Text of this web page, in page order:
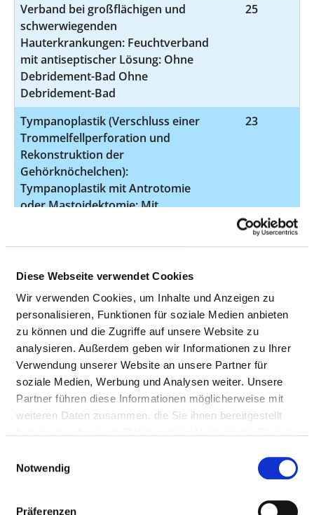
Diese Webseite verwendet Cookies
Wir verwenden Cookies, um Inhalte und Anzeigen zu
personalisieren, Funktionen für soziale Medien anbieten
zu können und die Zugriffe auf unsere Website zu
analysieren. Außerdem geben wir Informationen zu Ihrer
Verwendung unserer Website an unsere Partner für
soziale Medien, Werbung und Analysen weiter. Unsere
Partner führen diese Informationen möglicherweise mit
weiteren Daten zusammen, die Sie ihnen bereitgestellt
Notwendig
Präferenzen
Verband bei großflächigen und
schwerwiegenden
Hauterkrankungen: Feuchtverband
mit antiseptischer Lösung: Ohne
Debridement-Bad Ohne
Debridement-Bad
25
Tympanoplastik (Verschluss einer
Trommelfellperforation und
Rekonstruktion der
Gehörknöchelchen):
Tympanoplastik mit Antrotomie
oder Mastoidektomie: Mit
Prothese (z
23
Tympanoplastik (Verschluss einer
Trommelfellperforation und
Rekonstruktion der
Gehörknöchelchen):
Tympanoplastik mit Anlage einer
Ohrradikalhöhle: Mit Implantation
einer alloplastischen Prothese Mit
Implantation einer alloplastischen
23
Anderer operativer Verschluss an
Blutgefäßen: Tiefe Venen: V.